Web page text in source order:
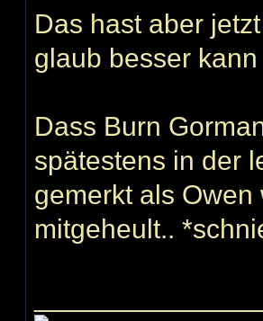
Das hast aber
glaub besser
Dass Burn
spätestens in der
gemerkt als
mitgeheult..